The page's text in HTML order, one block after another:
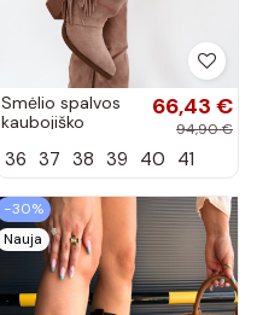
Smėlio spalvos
kaubojiško
su kulniukais ir
66,43 €
94,90 €
36 37 38 39 40 41
−30%
Nauja